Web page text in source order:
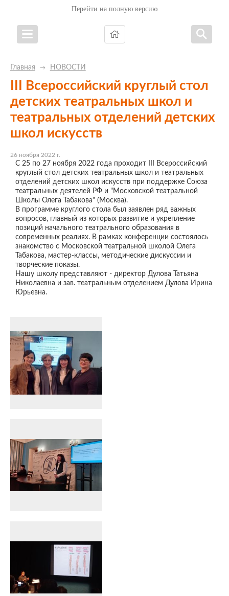
Перейти на полную версию
Главная → НОВОСТИ
III Всероссийский круглый стол
детских театральных школ и
театральных отделений детских
школ искусств
26 ноября 2022 г.
С 25 по 27 ноября 2022 года проходит III Всероссийский
круглый стол детских театральных школ и театральных
отделений детских школ искусств при поддержке Союза
театральных деятелей РФ и "Московской театральной
Школы Олега Табакова" (Москва).
В программе круглого стола был заявлен ряд важных
вопросов, главный из которых развитие и укрепление
позиций начального театрального образования в
современных реалиях. В рамках конференции состоялось
знакомство с Московской театральной школой Олега
Табакова, мастер-классы, методические дискуссии и
творческие показы.
Нашу школу представляют - директор Дулова Татьяна
Николаевна и зав. театральным отделением Дулова Ирина
Юрьевна.